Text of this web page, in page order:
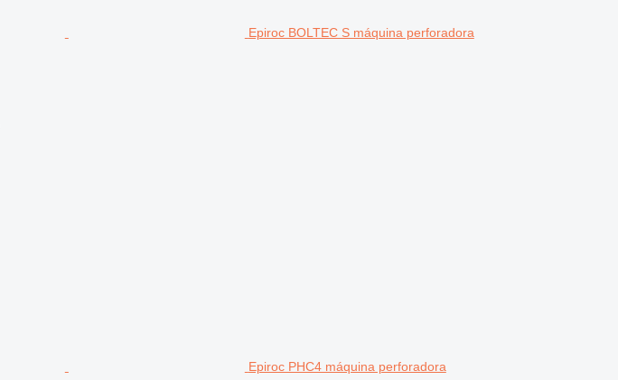
Epiroc BOLTEC S máquina perforadora
Epiroc PHC4 máquina perforadora